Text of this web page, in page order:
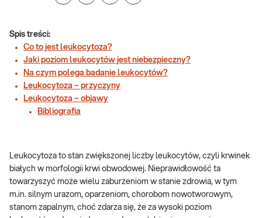
Spis treści:
Co to jest leukocytoza?
Jaki poziom leukocytów jest niebezpieczny?
Na czym polega badanie leukocytów?
Leukocytoza – przyczyny
Leukocytoza – objawy
Bibliografia
Leukocytoza to stan zwiększonej liczby leukocytów, czyli krwinek
białych w morfologii krwi obwodowej. Nieprawidłowość ta
towarzyszyć może wielu zaburzeniom w stanie zdrowia, w tym
m.in. silnym urazom, oparzeniom, chorobom nowotworowym,
stanom zapalnym, choć zdarza się, że za wysoki poziom